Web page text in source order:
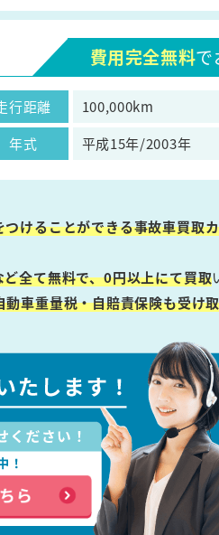
費用完全無料で
行距離
100,000km
年式 平成15年/2003年
けることができる事故車買取
全て無料で、0円以上にて買取
車重量税・自賠責保険も受け